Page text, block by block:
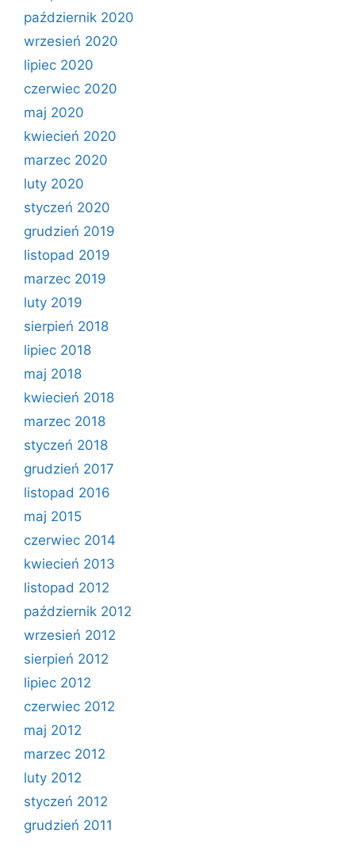
październik 2020
wrzesień 2020
lipiec 2020
czerwiec 2020
maj 2020
kwiecień 2020
marzec 2020
luty 2020
styczeń 2020
grudzień 2019
listopad 2019
marzec 2019
luty 2019
sierpień 2018
lipiec 2018
maj 2018
kwiecień 2018
marzec 2018
styczeń 2018
grudzień 2017
listopad 2016
maj 2015
czerwiec 2014
kwiecień 2013
listopad 2012
październik 2012
wrzesień 2012
sierpień 2012
lipiec 2012
czerwiec 2012
maj 2012
marzec 2012
luty 2012
styczeń 2012
grudzień 2011